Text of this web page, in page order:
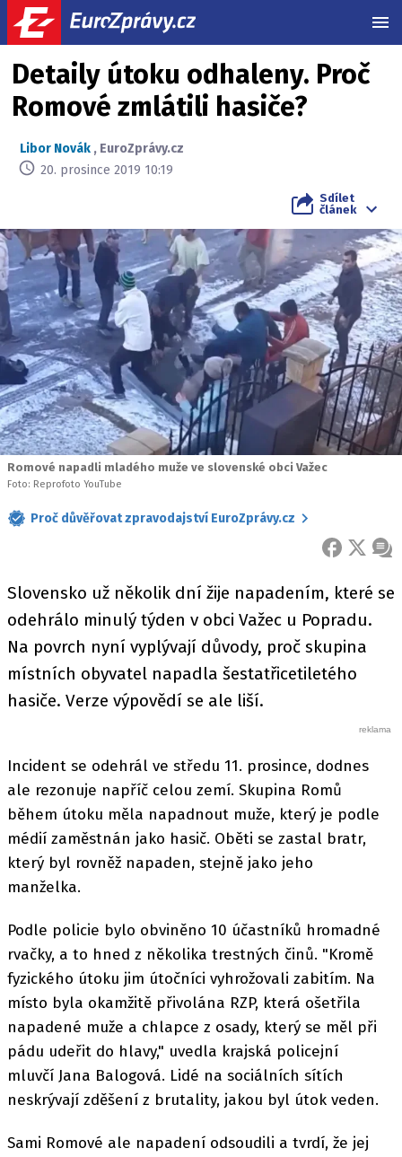
Detaily útoku odhaleny. Proč
Romové zmlátili hasiče?
Libor Novák , EuroZprávy.cz
20. prosince 2019 10:19
Sdílet
článek
Romové napadli mladého muže ve slovenské obci Važec
Foto: Reprofoto YouTube
Proč důvěřovat zpravodajství EuroZprávy.cz
FACEBOOK
X
Slovensko už několik dní žije napadením, které se
odehrálo minulý týden v obci Važec u Popradu.
Na povrch nyní vyplývají důvody, proč skupina
místních obyvatel napadla šestatřicetiletého
hasiče. Verze výpovědí se ale liší.
Incident se odehrál ve středu 11. prosince, dodnes
ale rezonuje napříč celou zemí. Skupina Romů
během útoku měla napadnout muže, který je podle
médií zaměstnán jako hasič. Oběti se zastal bratr,
který byl rovněž napaden, stejně jako jeho
manželka.
Podle policie bylo obviněno 10 účastníků hromadné
rvačky, a to hned z několika trestných činů. "Kromě
fyzického útoku jim útočníci vyhrožovali zabitím. Na
místo byla okamžitě přivolána RZP, která ošetřila
napadené muže a chlapce z osady, který se měl při
pádu udeřit do hlavy," uvedla krajská policejní
mluvčí Jana Balogová. Lidé na sociálních sítích
neskrývají zděšení z brutality, jakou byl útok veden.
Sami Romové ale napadení odsoudili a tvrdí, že jej